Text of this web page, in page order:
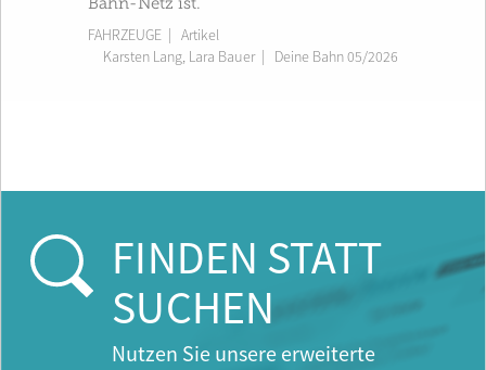
FAHRZEUGE | Artikel
Karsten Lang, Lara Bauer| Deine Bahn 05/2026
FINDEN STATT
SUCHEN
Nutzen Sie unsere erweiterte